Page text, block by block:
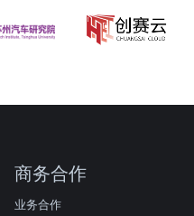
商务合作
业务合作